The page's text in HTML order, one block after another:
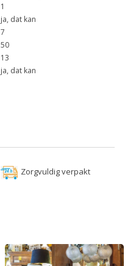
1
ja, dat kan
7
50
13
ja, dat kan
Zorgvuldig verpakt